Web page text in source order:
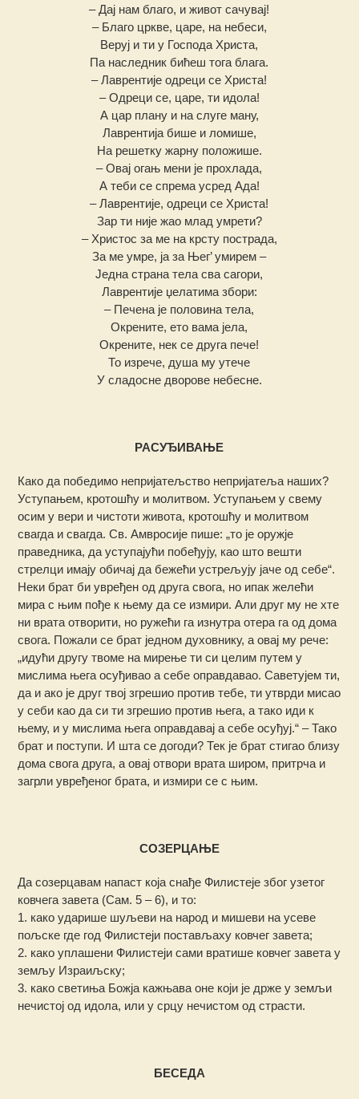
– Дај нам благо, и живот сачувај!
– Благо цркве, царе, на небеси,
Веруј и ти у Господа Христа,
Па наследник бићеш тога блага.
– Лаврентије одреци се Христа!
– Одреци се, царе, ти идола!
А цар плану и на слуге ману,
Лаврентија бише и ломише,
На решетку жарну положише.
– Овај огањ мени је прохлада,
А теби се спрема усред Ада!
– Лаврентије, одреци се Христа!
Зар ти није жао млад умрети?
– Христос за ме на крсту пострада,
За ме умре, ја за Њег’ умирем –
Једна страна тела сва сагори,
Лаврентије џелатима збори:
– Печена је половина тела,
Окрените, ето вама јела,
Окрените, нек се друга пече!
То изрече, душа му утече
У сладосне дворове небесне.
РАСУЂИВАЊЕ
Како да победимо непријатељство непријатеља наших?
Уступањем, кротошћу и молитвом. Уступањем у свему
осим у вери и чистоти живота, кротошћу и молитвом
свагда и свагда. Св. Амвросије пише: „то је оружје
праведника, да уступајући побеђују, као што вешти
стрелци имају обичај да бежећи устрељују јаче од себе“.
Неки брат би увређен од друга свога, но ипак желећи
мира с њим пође к њему да се измири. Али друг му не хте
ни врата отворити, но ружећи га изнутра отера га од дома
свога. Пожали се брат једном духовнику, а овај му рече:
„идући другу твоме на мирење ти си целим путем у
мислима њега осуђивао а себе оправдавао. Саветујем ти,
да и ако је друг твој згрешио против тебе, ти утврди мисао
у себи као да си ти згрешио против њега, а тако иди к
њему, и у мислима њега оправдавај а себе осуђуј.“ – Тако
брат и поступи. И шта се догоди? Тек је брат стигао близу
дома свога друга, а овај отвори врата широм, притрча и
загрли увређеног брата, и измири се с њим.
СОЗЕРЦАЊЕ
Да созерцавам напаст која снађе Филистеје због узетог
ковчега завета (Сам. 5 – 6), и то:
1. како ударише шуљеви на народ и мишеви на усеве
пољске где год Филистеји постављаху ковчег завета;
2. како уплашени Филистеји сами вратише ковчег завета у
земљу Израиљску;
3. како светиња Божја кажњава оне који је држе у земљи
нечистој од идола, или у срцу нечистом од страсти.
БЕСЕДА